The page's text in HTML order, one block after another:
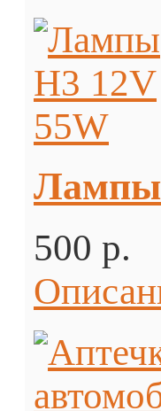
Лампы
500 p.